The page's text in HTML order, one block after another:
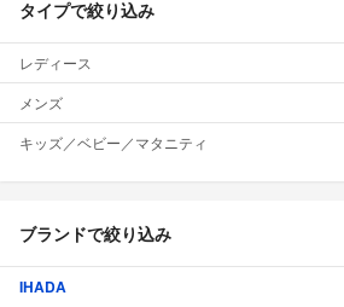
タイプで絞り込み
レディース
メンズ
キッズ／ベビー／マタニティ
ブランドで絞り込み
IHADA